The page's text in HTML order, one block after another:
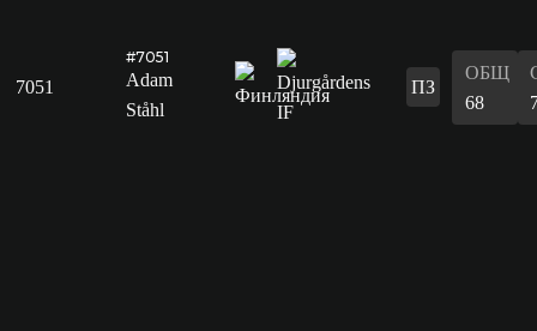
7051
#7051
Adam
Ståhl
ПЗ
ОБЩ
68